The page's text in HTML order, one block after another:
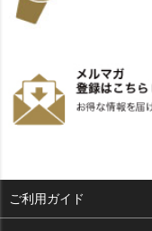
ご利用ガイド